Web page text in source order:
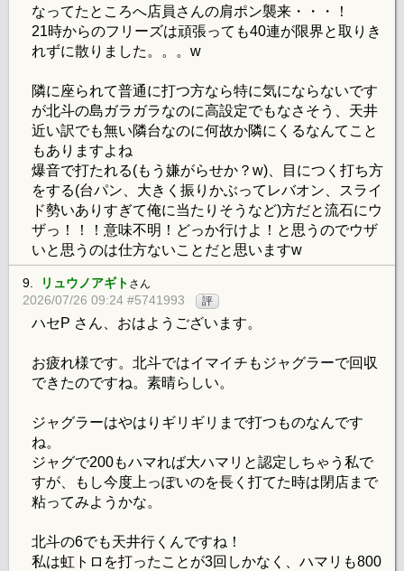
なってたところへ店員さんの肩ポン襲来・・・！
21時からのフリーズは頑張っても40連が限界と取りき
れずに散りました。。。w
隣に座られて普通に打つ方なら特に気にならないです
が北斗の島ガラガラなのに高設定でもなさそう、天井
近い訳でも無い隣台なのに何故か隣にくるなんてこと
もありますよね
爆音で打たれる(もう嫌がらせか？w)、目につく打ち方
をする(台パン、大きく振りかぶってレバオン、スライ
ド勢いありすぎて俺に当たりそうなど)方だと流石にウ
ザっ！！！意味不明！どっか行けよ！と思うのでウザ
いと思うのは仕方ないことだと思いますw
9. リュウノアギト さん
2026/07/26 09:24 #5741993 評
ハセP さん、おはようございます。
お疲れ様です。北斗ではイマイチもジャグラーで回収
できたのですね。素晴らしい。
ジャグラーはやはりギリギリまで打つものなんです
ね。
ジャグで200もハマれば大ハマリと認定しちゃう私で
すが、もし今度上っぽいのを長く打てた時は閉店まで
粘ってみようかな。
北斗の6でも天井行くんですね！
私は虹トロを打ったことが3回しかなく、ハマリも800